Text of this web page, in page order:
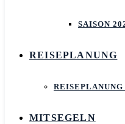
SAISON
REISEPLANUNG
REISEPLANUNG
MITSEGELN